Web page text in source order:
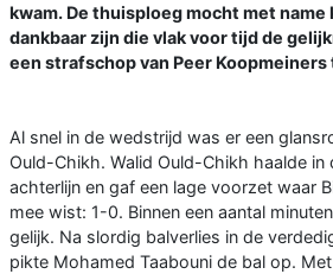
kwam. De thuisploeg mocht met name
dankbaar zijn die vlak voor tijd de
een strafschop van Peer Koopmeiners
Al snel in de wedstrijd was er een
Ould-Chikh. Walid Ould-Chikh haalde
achterlijn en gaf een lage voorzet waar
mee wist: 1-0. Binnen een aantal
gelijk. Na slordig balverlies in de
pikte Mohamed Taabouni de bal op.